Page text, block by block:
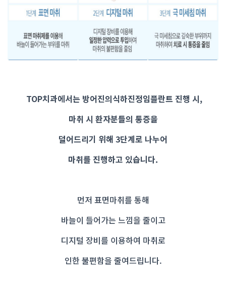
TOP치과에서는 방어진의식하진정임플란트 진행 시,
마취 시 환자분들의 통증을
덜어드리기 위해 3단계로 나누어
마취를 진행하고 있습니다.
먼저 표면마취를 통해
바늘이 들어가는 느낌을 줄이고
디지털 장비를 이용하여 마취로
인한 불편함을 줄여드립니다.